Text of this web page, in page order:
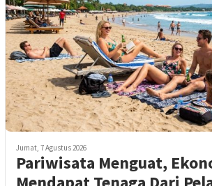
Jumat, 7 Agustus 2026
Pariwisata Menguat,